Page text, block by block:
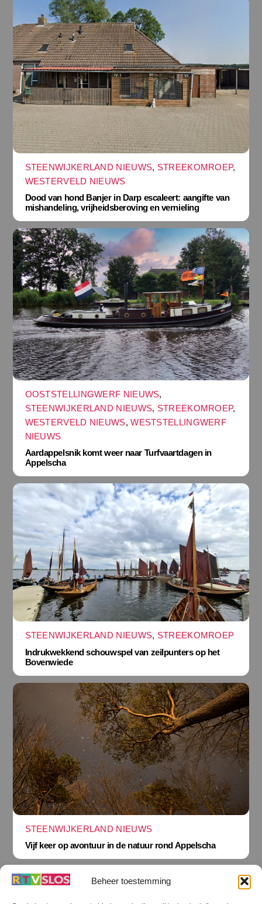
Beheer toestemming
STEENWIJKERLAND NIEUWS, STREEKOMROEP,
WESTERVELD NIEUWS
Dood van hond Banjer in Darp escaleert: aangifte van
mishandeling, vrijheidsberoving en vernieling
OOSTSTELLINGWERF NIEUWS,
STEENWIJKERLAND NIEUWS, STREEKOMROEP,
WESTERVELD NIEUWS,WESTSTELLINGWERF
NIEUWS
Aardappelsnik komt weer naar Turfvaartdagen in
Appelscha
STEENWIJKERLAND NIEUWS, STREEKOMROEP
Indrukwekkend schouwspel van zeilpunters op het
Bovenwiede
STEENWIJKERLAND NIEUWS
Vijf keer op avontuur in de natuur rond Appelscha